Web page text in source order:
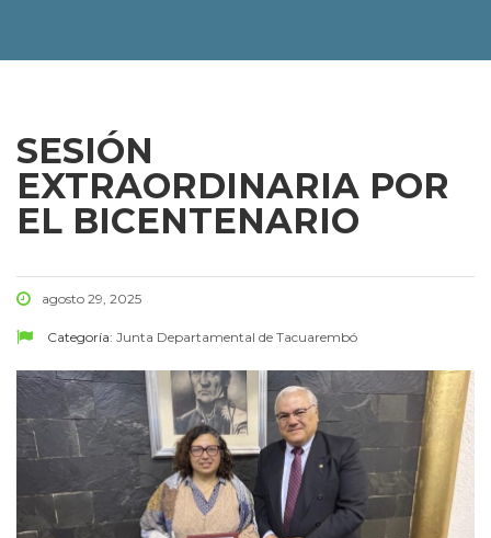
SESIÓN
EXTRAORDINARIA POR
EL BICENTENARIO
agosto 29, 2025
Categoría: Junta Departamental de Tacuarembó